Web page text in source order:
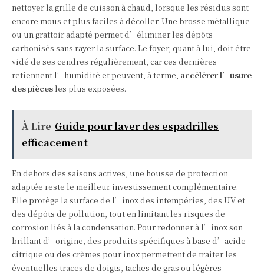
nettoyer la grille de cuisson à chaud, lorsque les résidus sont
encore mous et plus faciles à décoller. Une brosse métallique
ou un grattoir adapté permet d’éliminer les dépôts
carbonisés sans rayer la surface. Le foyer, quant à lui, doit être
vidé de ses cendres régulièrement, car ces dernières
retiennent l’humidité et peuvent, à terme, accélérer l’usure
des piècesles plus exposées.
À Lire Guide pour laver des espadrilles
efficacement
En dehors des saisons actives, une housse de protection
adaptée reste le meilleur investissement complémentaire.
Elle protège la surface de l’inox des intempéries, des UV et
des dépôts de pollution, tout en limitant les risques de
corrosion liés à la condensation. Pour redonner à l’inox son
brillant d’origine, des produits spécifiques à base d’acide
citrique ou des crèmes pour inox permettent de traiter les
éventuelles traces de doigts, taches de gras ou légères